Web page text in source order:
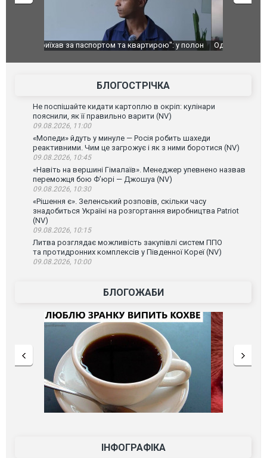
Одесу накрила потужна злива з градом та
Вже
БЛОГОСТРІЧКА
Не поспішайте кидати картоплю в окріп: кулінари
пояснили, як її правильно варити (NV)
09.08.2026, 11:00
«Мопеди» йдуть у минуле — Росія робить шахеди
реактивними. Чим це загрожує і як з ними боротися (NV)
09.08.2026, 10:45
«Навіть на вершині Гімалаїв». Менеджер упевнено назвав
переможця бою Ф’юрі — Джошуа (NV)
09.08.2026, 10:30
«Рішення є». Зеленський розповів, скільки часу
знадобиться Україні на розгортання виробництва Patriot
(NV)
09.08.2026, 10:15
Литва розглядає можливість закупівлі систем ППО
та протидронних комплексів у Південної Кореї (NV)
09.08.2026, 10:00
БЛОГОЖАБИ
ІНФОГРАФІКА